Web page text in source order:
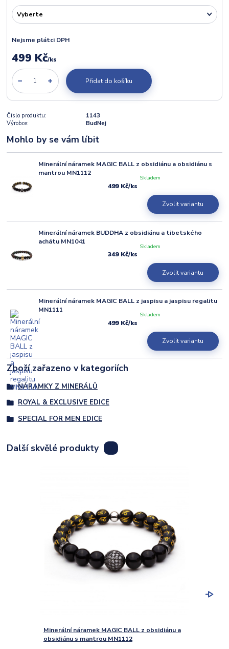
Nejsme plátci DPH
499 Kč/ks
Přidat do košíku
Číslo produktu:
1143
Výrobce:
BudNej
Mohlo by se vám líbit
Minerální náramek MAGIC BALL z obsidiánu a obsidiánu s
mantrou MN1112
499 Kč/ks
Skladem
Zvolit variantu
Minerální náramek BUDDHA z obsidiánu a tibetského
achátu MN1041
349 Kč/ks
Skladem
Zvolit variantu
Minerální náramek MAGIC BALL z jaspisu a jaspisu regalitu
MN1111
499 Kč/ks
Skladem
Zvolit variantu
Zboží zařazeno v kategoriích
NÁRAMKY Z MINERÁLŮ
ROYAL & EXCLUSIVE EDICE
SPECIAL FOR MEN EDICE
Další skvělé produkty
Minerální náramek MAGIC BALL z obsidiánu a
obsidiánu s mantrou MN1112